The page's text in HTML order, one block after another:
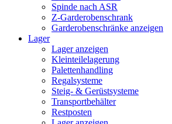
Spinde nach ASR
Z-Garderobenschrank
Garderobenschränke anzeigen
Lager
Lager anzeigen
Kleinteilelagerung
Palettenhandling
Regalsysteme
Steig- & Gerüstsysteme
Transportbehälter
Restposten